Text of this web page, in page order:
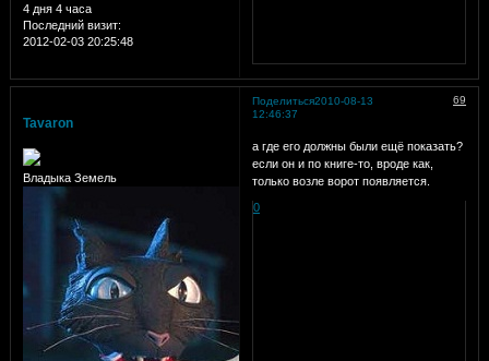
4 дня 4 часа
Последний визит:
2012-02-03 20:25:48
Поделиться 69
2010-08-13
12:46:37
Tavaron
Владыка Земель
а где его должны были ещё показать?
если он и по книге-то, вроде как,
только возле ворот появляется.
0